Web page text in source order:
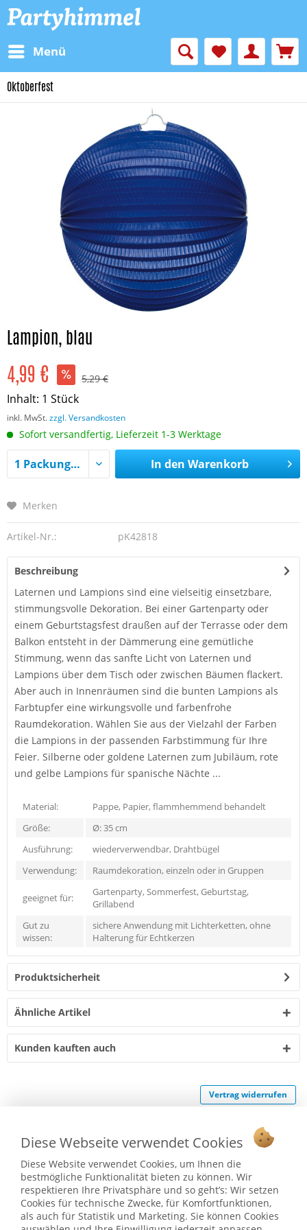
Menü
Oktoberfest
Lampion, blau
4,99 € 5,29 €
Inhalt: 1 Stück
inkl. MwSt.zzgl. Versandkosten
Sofort versandfertig, Lieferzeit 1-3 Werktage
In den Warenkorb
Merken
Artikel-Nr.: pK42818
Beschreibung
Laternen und Lampions sind eine vielseitig einsetzbare,
stimmungsvolle Dekoration. Bei einer Gartenparty oder
einem Geburtstagsfest draußen auf der Terrasse oder dem
Balkon entsteht in der Dämmerung eine gemütliche
Stimmung, wenn das sanfte Licht von Laternen und
Lampions über dem Tisch oder zwischen Bäumen flackert.
Aber auch in Innenräumen sind die bunten Lampions als
Farbtupfer eine wirkungsvolle und farbenfrohe
Raumdekoration. Wählen Sie aus der Vielzahl der Farben
die Lampions in der passenden Farbstimmung für Ihre
Feier. Silberne oder goldene Laternen zum Jubiläum, rote
und gelbe Lampions für spanische Nächte ...
Material:
Pappe, Papier, flammhemmend behandelt
Größe:
Ø: 35 cm
Ausführung:
wiederverwendbar, Drahtbügel
Verwendung:
Raumdekoration, einzeln oder in Gruppen
geeignet für:
Gartenparty, Sommerfest, Geburtstag,
Grillabend
Gut zu
wissen:
sichere Anwendung mit Lichterketten, ohne
Halterung für Echtkerzen
Produktsicherheit
Ähnliche Artikel
Kunden kauften auch
Vertrag widerrufen
Service Hotline
Shop Service
Informationen
Diese Webseite verwendet Cookies
Diese Website verwendet Cookies, um Ihnen die
bestmögliche Funktionalität bieten zu können. Wir
respektieren Ihre Privatsphäre und so geht’s: Wir setzen
Cookies für technische Zwecke, für Komfortfunktionen,
als auch für Statistik und Marketing. Sie können Cookies